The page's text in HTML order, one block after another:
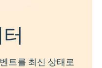
트를 최신 상태로